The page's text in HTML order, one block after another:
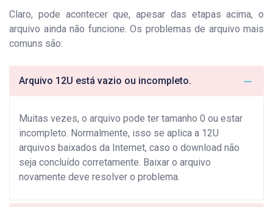
Claro, pode acontecer que, apesar das etapas acima, o
arquivo ainda não funcione. Os problemas de arquivo mais
comuns são:
Arquivo 12U está vazio ou incompleto.
Muitas vezes, o arquivo pode ter tamanho 0 ou estar
incompleto. Normalmente, isso se aplica a 12U
arquivos baixados da Internet, caso o download não
seja concluído corretamente. Baixar o arquivo
novamente deve resolver o problema.